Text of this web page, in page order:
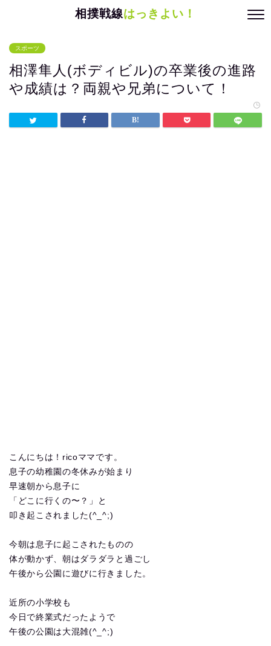
相撲戦線はっきよい！
スポーツ
相澤隼人(ボディビル)の卒業後の進路
や成績は？両親や兄弟について！
こんにちは！ricoママです。
息子の幼稚園の冬休みが始まり
早速朝から息子に
「どこに行くの〜？」と
叩き起こされました(^_^;)
今朝は息子に起こされたものの
体が動かず、朝はダラダラと過ごし
午後から公園に遊びに行きました。
近所の小学校も
今日で終業式だったようで
午後の公園は大混雑(^_^;)